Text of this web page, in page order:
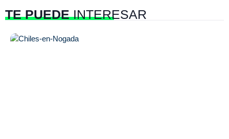
TE PUEDEINTERESAR